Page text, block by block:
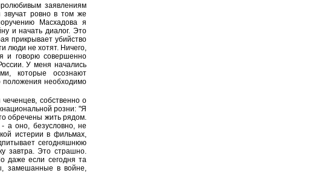
заявлениям
ровно в том же
Масхадова я
и начать диалог. Это
прикрывает убийство
люди не хотят. Ничего,
и говорю совершенно
У меня начались
которые осознают
положения необходимо
собственно о
розни: "Я
обречены жить рядом.
- а оно, безусловно, не
истерии в фильмах,
сегодняшнюю
завтра. Это страшно.
даже если сегодня та
замешанные в войне,